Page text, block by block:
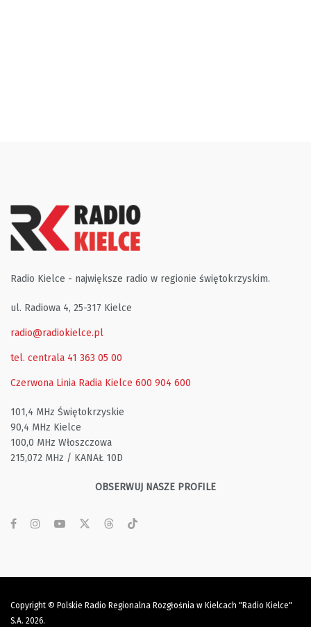
Radio Kielce - największe radio w regionie świętokrzyskim.
ul. Radiowa 4, 25-317 Kielce
radio@radiokielce.pl
tel. centrala 41 363 05 00
Czerwona Linia Radia Kielce 600 904 600
101,4 MHz Świętokrzyskie
90,4 MHz Kielce
100,0 MHz Włoszczowa
215,072 MHz / KANAŁ 10D
OBSERWUJ NASZE PROFILE
Copyright © Polskie Radio Regionalna Rozgłośnia w Kielcach "Radio Kielce"
S.A. 2026.